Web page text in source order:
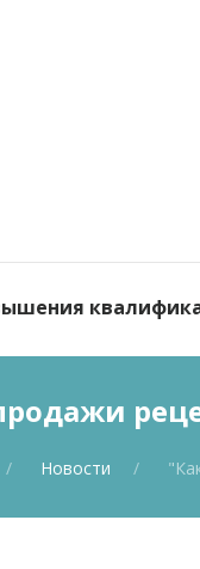
Новости